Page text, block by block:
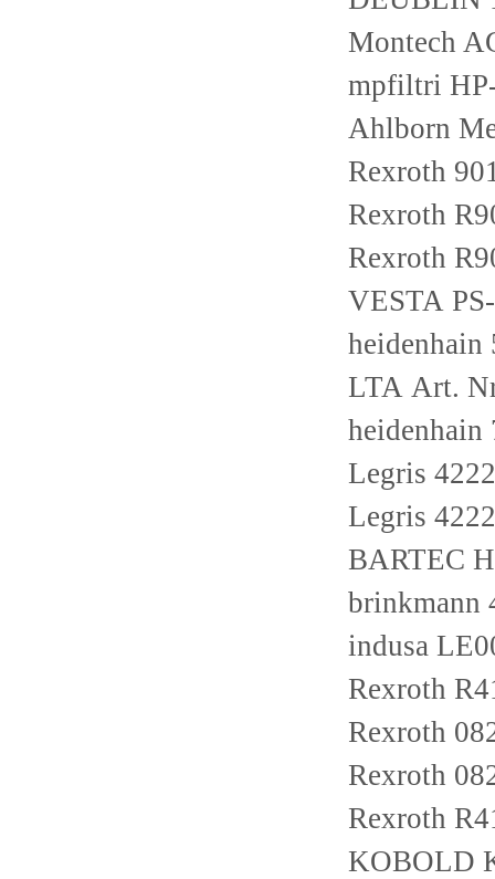
Montech
mpfiltri
Ahlborn
Rexroth
Rexroth
Rexroth
VESTA
heidenhain
LTA Art.
heidenhain
Legris
Legris
BARTEC
brinkmann
indusa
Rexroth
Rexroth
Rexroth
Rexroth
KOBOLD